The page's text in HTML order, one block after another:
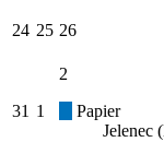
24 25 26
31 1
2
Papier
Jelenec